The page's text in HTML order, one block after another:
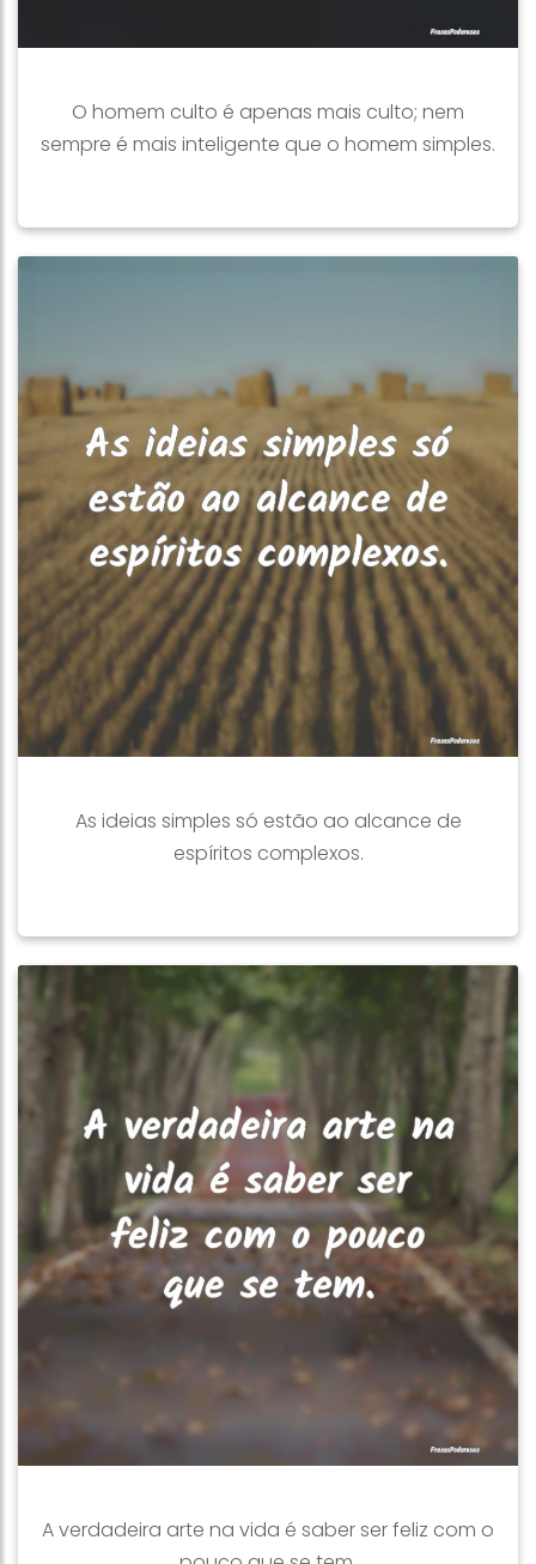
O homem culto é apenas mais culto; nem
sempre é mais inteligente que o homem simples.
As ideias simples só estão ao alcance de
espíritos complexos.
A verdadeira arte na vida é saber ser feliz com o